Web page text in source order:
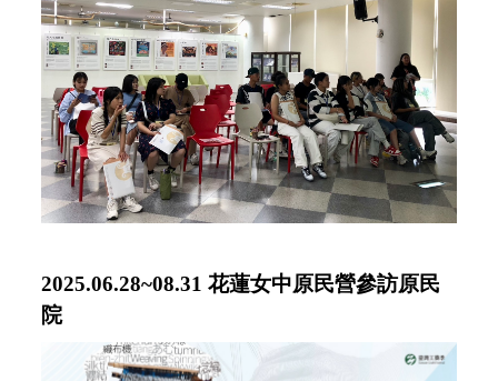
2025.06.28~08.31 花蓮女中原民營參訪原民
院